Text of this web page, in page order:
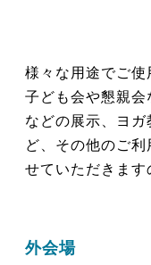
様々な用途でご使
子ども会や懇親
などの展示、ヨ
ど、その他のご
せていただきます
外会場